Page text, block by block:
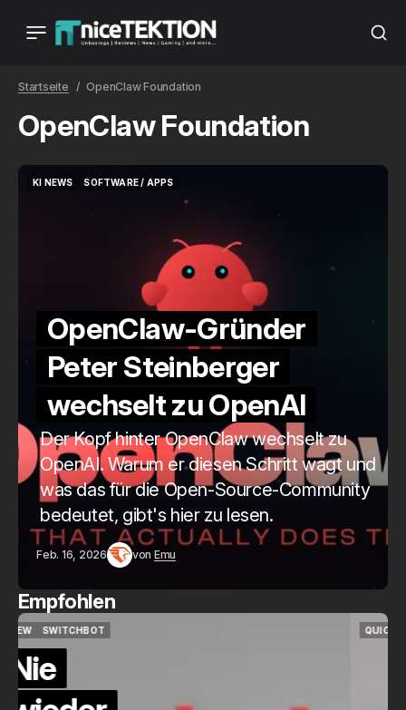
Startseite OpenClaw Foundation
OpenClaw Foundation
KI NEWS
SOFTWARE / APPS
OpenClaw-Gründer
Peter Steinberger
wechselt zu OpenAI
Der Kopf hinter OpenClaw wechselt zu
OpenAI. Warum er diesen Schritt wagt und
was das für die Open-Source-Community
bedeutet, gibt's hier zu lesen.
Feb. 16, 2026 von Emu
Empfohlen
QUICKCHECK